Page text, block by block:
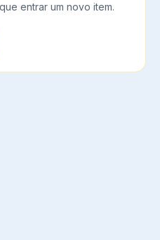
entrar um novo item.